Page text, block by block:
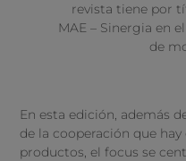
revista tiene por
MAE – Sinergia en
de
En esta edición, además
de la cooperación que
productos, el focus se